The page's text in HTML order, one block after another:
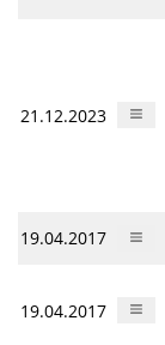
21.12.2023
19.04.2017
19.04.2017